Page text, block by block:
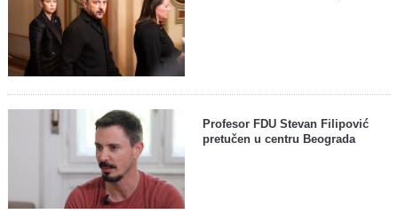
Profesor FDU Stevan Filipović
pretučen u centru Beograda